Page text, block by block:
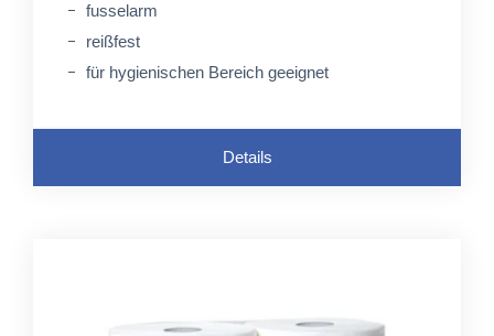
fusselarm
reißfest
für hygienischen Bereich geeignet
Details